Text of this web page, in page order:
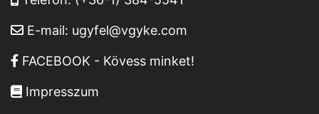
E-mail: ugyfel@vgyke.com
FACEBOOK - Kövess minket!
Impresszum